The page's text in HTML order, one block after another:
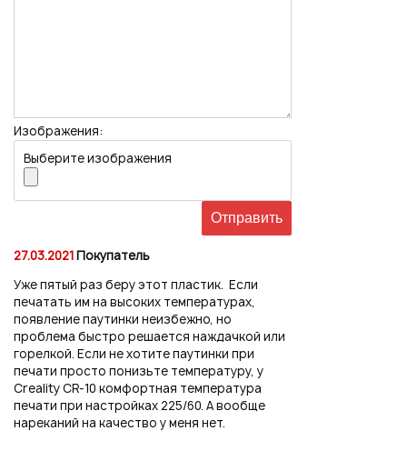
Изображения:
Выберите изображения
27.03.2021Покупатель
Уже пятый раз беру этот пластик. Если
печатать им на высоких температурах,
появление паутинки неизбежно, но
проблема быстро решается наждачкой или
горелкой. Если не хотите паутинки при
печати просто понизьте температуру, у
Creality CR-10 комфортная температура
печати при настройках 225/60. А вообще
нареканий на качество у меня нет.